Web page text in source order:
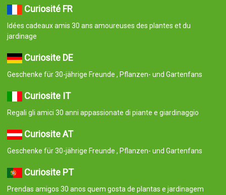
Curiosité FR
Idées cadeaux amis 30 ans amoureuses des plantes et du
jardinage
Curiosite DE
Geschenke für 30-jährige Freunde , Pflanzen- und Gartenfans
Curiosite IT
Regali gli amici 30 anni appassionate di piante e giardinaggio
Curiosite AT
Geschenke für 30-jährige Freunde , Pflanzen- und Gartenfans
Curiosite PT
Prendas amigos 30 anos quem gosta de plantas e jardinagem